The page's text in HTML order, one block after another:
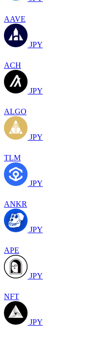
AAVE
JPY
ACH
JPY
ALGO
JPY
TLM
JPY
ANKR
JPY
APE
JPY
NFT
JPY